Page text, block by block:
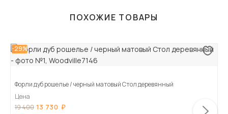
ПОХОЖИЕ ТОВАРЫ
-29%
Форли дуб рошелье / черный матовый Стол деревянный
Цена
19 400 13 730